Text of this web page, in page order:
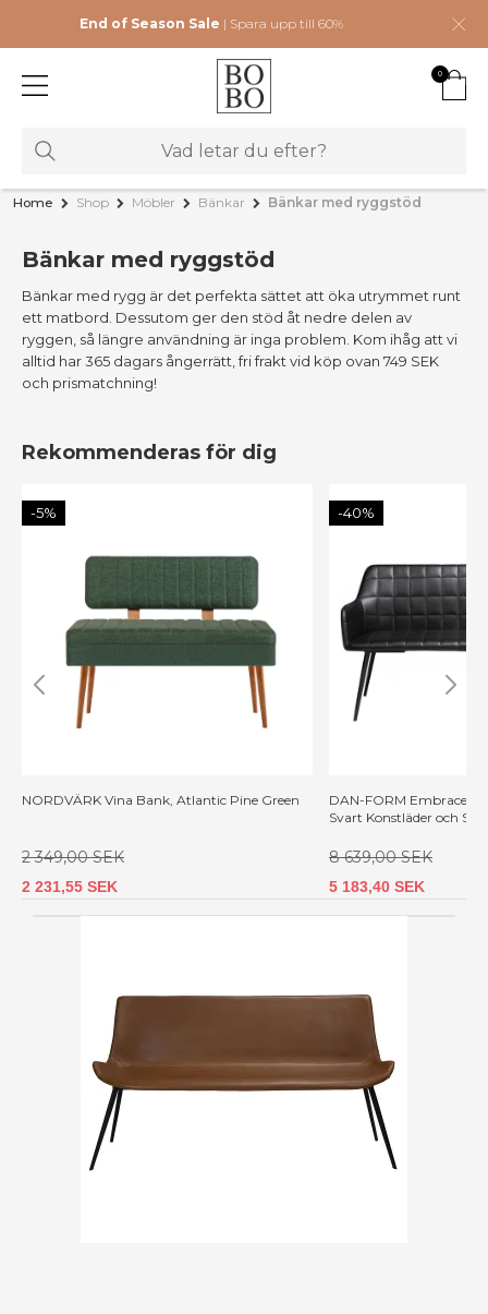
End of Season Sale | Spara upp till 60%
0
Home Shop Möbler Bänkar Bänkar med ryggstöd
Bänkar med ryggstöd
Bänkar med rygg är det perfekta sättet att öka utrymmet runt
ett matbord. Dessutom ger den stöd åt nedre delen av
ryggen, så längre användning är inga problem. Kom ihåg att vi
alltid har 365 dagars ångerrätt, fri frakt vid köp ovan 749 SEK
och prismatchning!
Rekommenderas för dig
-5%
NORDVÄRK Vina Bank, Atlantic Pine Green
2 349,00 SEK
2 231,55 SEK
-40%
DAN-FORM Embrace
Svart Konstläder och
8 639,00 SEK
5 183,40 SEK